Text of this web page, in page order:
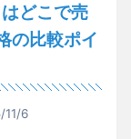
どこで売
の比較ポイ
11/6